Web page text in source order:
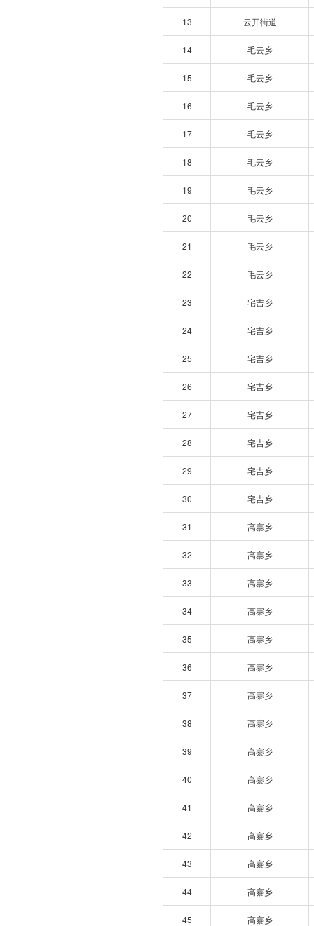
13 云开街道
14 毛云乡
15 毛云乡
16 毛云乡
17 毛云乡
18 毛云乡
19 毛云乡
20 毛云乡
21 毛云乡
22 毛云乡
23 宅吉乡
24 宅吉乡
25 宅吉乡
26 宅吉乡
27 宅吉乡
28 宅吉乡
29 宅吉乡
30 宅吉乡
31 高寨乡
32 高寨乡
33 高寨乡
34 高寨乡
35 高寨乡
36 高寨乡
37 高寨乡
38 高寨乡
39 高寨乡
40 高寨乡
41 高寨乡
42 高寨乡
43 高寨乡
44 高寨乡
45 高寨乡